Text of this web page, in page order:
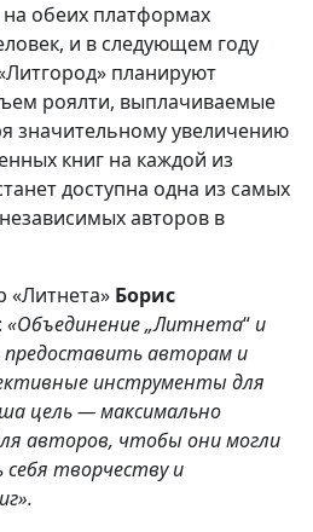
обеих платформах
и в следующем году
планируют
роялти, выплачиваемые
значительному увеличению
книг на каждой из
доступна одна из самых
авторов в
«Литнета» Борис
«Объединение „Литнета“ и
предоставить авторам и
инструменты для
цель — максимально
авторов, чтобы они могли
творчеству и